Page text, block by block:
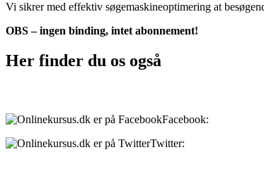
Vi sikrer med effektiv søgemaskineoptimering at
OBS – ingen binding, intet abonnement!
Her finder du os også
Facebook:
Twitter: